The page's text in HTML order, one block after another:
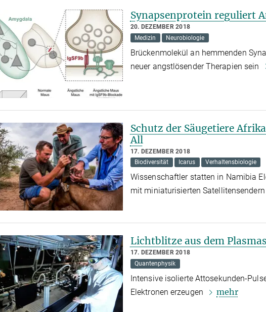
Synapsenprotein reguliert
20. DEZEMBER 2018
Medizin
Neurobiologie
Brückenmolekül an hemmenden
neuer angstlösender Therapien sein
Schutz der Säugetiere
All
17. DEZEMBER 2018
Biodiversität
Icarus Verhaltensbiologie
Wissenschaftler statten in Namibia
mit miniaturisierten
Lichtblitze aus dem
17. DEZEMBER 2018
Quantenphysik
Intensive isolierte Attosekunden-
Elektronen erzeugen
mehr